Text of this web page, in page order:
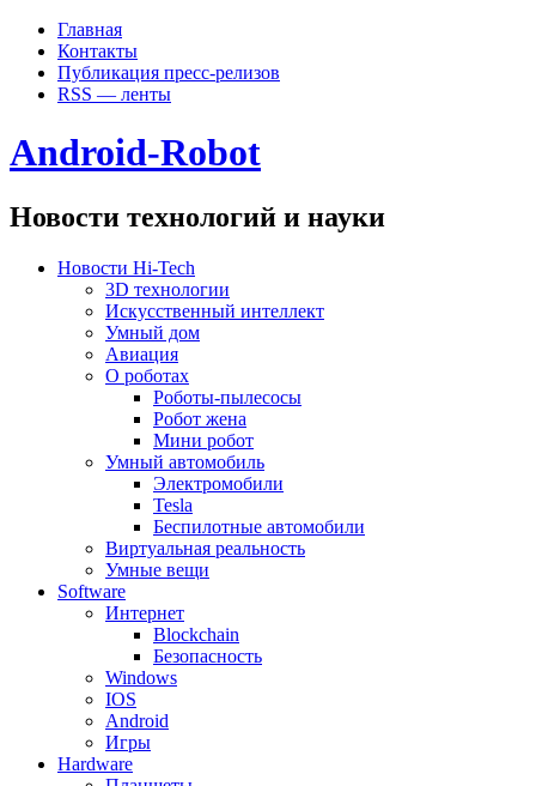
Главная
Контакты
Публикация пресс-релизов
RSS — ленты
Android-Robot
Новости технологий и науки
Новости Hi-Tech
3D технологии
Искусственный интеллект
Умный дом
Авиация
О роботах
Роботы-пылесосы
Робот жена
Мини робот
Умный автомобиль
Электромобили
Tesla
Беспилотные автомобили
Виртуальная реальность
Умные вещи
Software
Интернет
Blockchain
Безопасность
Windows
IOS
Android
Игры
Hardware